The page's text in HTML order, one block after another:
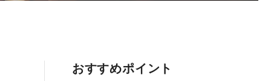
おすすめポイント